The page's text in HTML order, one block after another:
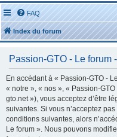
FAQ
Index du forum
Passion-GTO - Le forum
En accédant à « Passion-GTO -
« notre », « nos », « Passion-
gto.net »), vous acceptez d’être
suivantes. Si vous n’acceptez
conditions suivantes, alors
Le forum ». Nous pouvons